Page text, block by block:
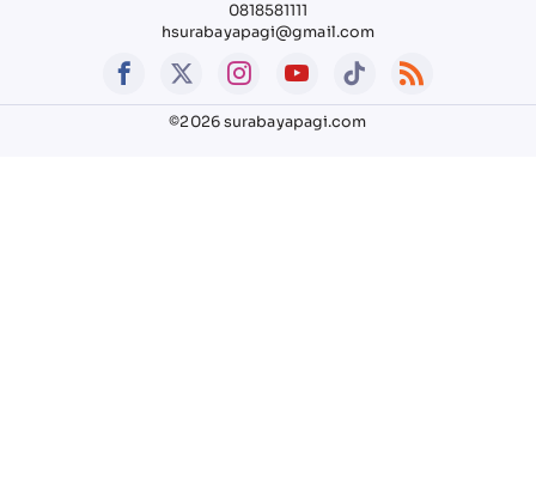
0818581111
hsurabayapagi@gmail.com
©2026 surabayapagi.com